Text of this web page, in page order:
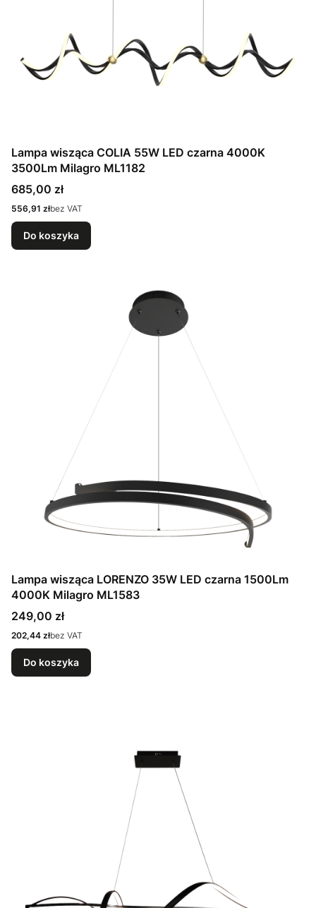
Lampa wisząca COLIA 55W LED czarna 4000K
3500Lm Milagro ML1182
Cena
685,00 zł
Cena
556,91 złbez VAT
Do koszyka
Lampa wisząca LORENZO 35W LED czarna 1500Lm
4000K Milagro ML1583
Cena
249,00 zł
Cena
202,44 złbez VAT
Do koszyka